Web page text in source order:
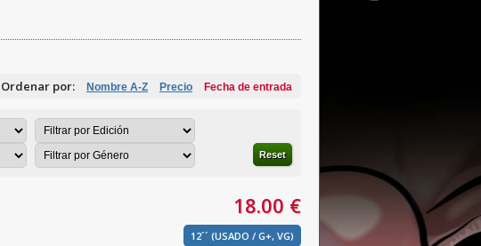
Ordenar por: Nombre A-Z Precio Fecha de entrada
Reset
18.00 €
12´´ (USADO / G+, VG)